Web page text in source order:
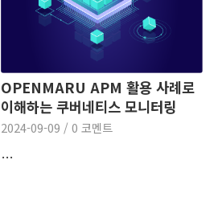
OPENMARU APM 활용 사례로
이해하는 쿠버네티스 모니터링
2024-09-09 / 0 코멘트
…